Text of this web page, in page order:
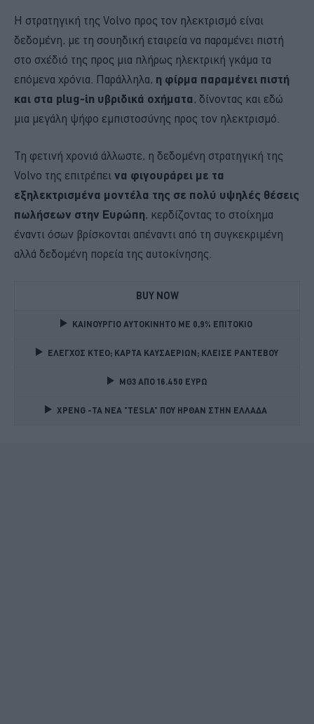
Η στρατηγική της Volvo προς τον ηλεκτρισμό είναι
δεδομένη, με τη σουηδική εταιρεία να παραμένει πιστή
στο σχέδιό της προς μια πλήρως ηλεκτρική γκάμα τα
επόμενα χρόνια. Παράλληλα, η φίρμα παραμένει πιστή
και στα plug-in υβριδικά οχήματα, δίνοντας και εδώ
μια μεγάλη ψήφο εμπιστοσύνης προς τον ηλεκτρισμό.
Τη φετινή χρονιά άλλωστε, η δεδομένη στρατηγική της
Volvo της επιτρέπει να φιγουράρει με τα
εξηλεκτρισμένα μοντέλα της σε πολύ υψηλές θέσεις
πωλήσεων στην Ευρώπη, κερδίζοντας το στοίχημα
έναντι όσων βρίσκονται απέναντι από τη συγκεκριμένη
αλλά δεδομένη πορεία της αυτοκίνησης.
BUY NOW
ΚΑΙΝΟΥΡΓΙΟ ΑΥΤΟΚΙΝΗΤΟ ΜΕ 0,9% ΕΠΙΤΟΚΙΟ
ΕΛΕΓΧΟΣ ΚΤΕΟ; ΚΑΡΤΑ ΚΑΥΣΑΕΡΙΩΝ; ΚΛΕΙΣΕ ΡΑΝΤΕΒΟΥ
MG3 ΑΠΟ 16.450 ΕΥΡΩ
XPENG -ΤΑ ΝΕΑ "TESLA" ΠΟΥ ΗΡΘΑΝ ΣΤΗΝ ΕΛΛΑΔΑ